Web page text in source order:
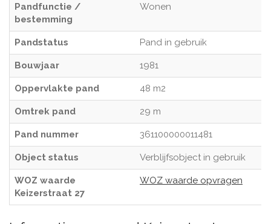
Pandfunctie /
bestemming
Wonen
Pandstatus Pand in gebruik
Bouwjaar 1981
Oppervlakte pand 48 m2
Omtrek pand 29 m
Pand nummer 361100000011481
Object status Verblijfsobject in gebruik
WOZ waarde
Keizerstraat 27
WOZ waarde opvragen